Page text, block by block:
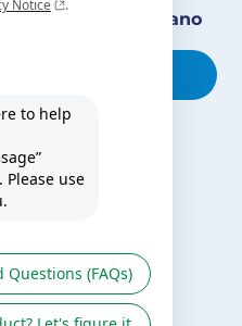
más cercano
Gre
postventa
/ Zodiac